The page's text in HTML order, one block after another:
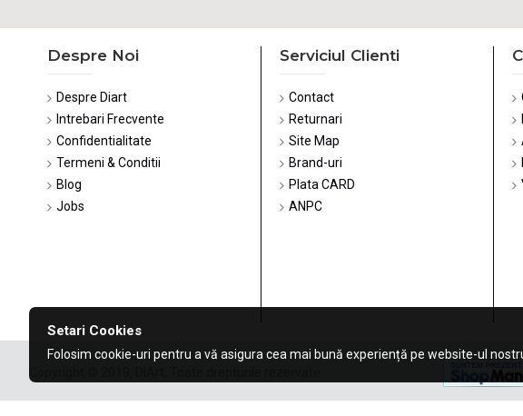
Despre Noi
Despre Diart
Intrebari Frecvente
Confidentialitate
Termeni & Conditii
Blog
Jobs
Serviciul Clienti
Contact
Returnari
Site Map
Brand-uri
Plata CARD
ANPC
Setari Cookies
Folosim cookie-uri pentru a vă asigura cea mai bună experiență pe website-ul